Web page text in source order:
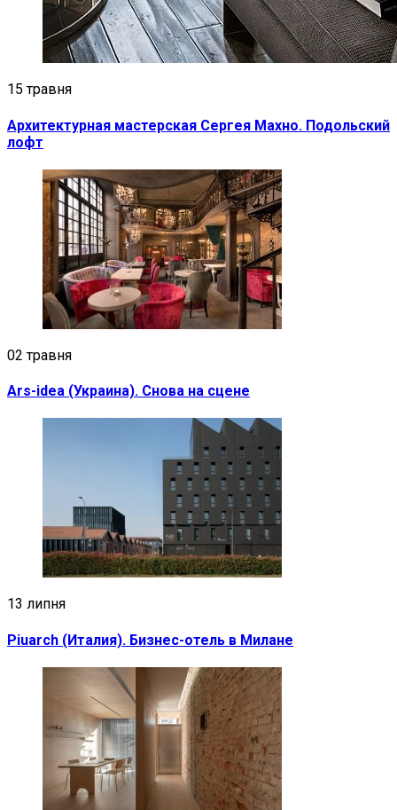
15 травня
Архитектурная мастерская Сергея Махно. Подольский
лофт
02 травня
Ars-idea (Украина). Снова на сцене
13 липня
Piuarch (Италия). Бизнес-отель в Милане